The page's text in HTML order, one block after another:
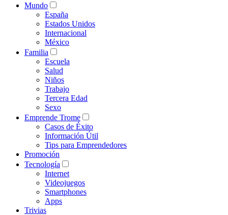
Mundo
España
Estados Unidos
Internacional
México
Familia
Escuela
Salud
Niños
Trabajo
Tercera Edad
Sexo
Emprende Trome
Casos de Éxito
Información Útil
Tips para Emprendedores
Promoción
Tecnología
Internet
Videojuegos
Smartphones
Apps
Trivias